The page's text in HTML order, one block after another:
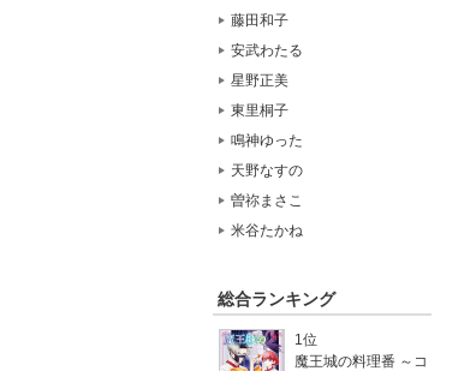
藤田和子
安武わたる
星野正美
東里桐子
鳴神ゆった
天野なすの
曽祢まさこ
米谷たかね
総合ランキング
1位
魔王城の料理番 ～コ